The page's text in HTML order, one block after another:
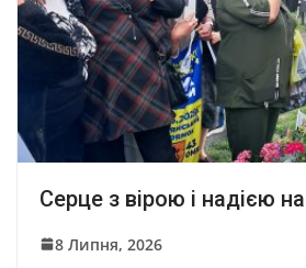
Серце з вірою і надією
8 Липня, 2026